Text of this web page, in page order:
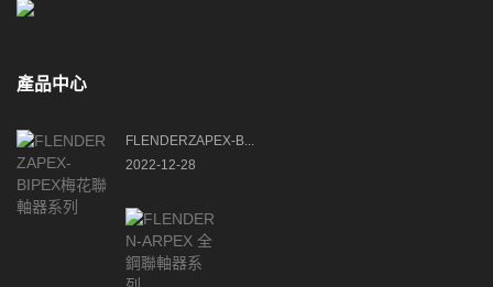
產品中心
FLENDERZAPEX-B...
2022-12-28